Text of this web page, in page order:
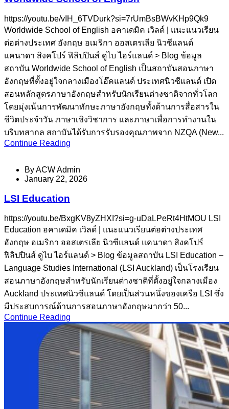
https://youtu.be/vIH_6TVDurk?si=7rUmBsBWvKHp9Qk9
Worldwide School of English อคาเดมิค เวิลด์ | แนะแนวเรียน
ต่อต่างประเทศ อังกฤษ อเมริกา ออสเตรเลีย นิวซีแลนด์
แคนาดา สิงคโปร์ ฟิลิปปินส์ ดูไบ ไอร์แลนด์ > Blog ข้อมูล
สถาบัน Worldwide School of English เป็นสถาบันสอนภาษา
อังกฤษที่ตั้งอยู่ใจกลางเมืองโอ๊คแลนด์ ประเทศนิวซีแลนด์ เปิด
สอนหลักสูตรภาษาอังกฤษสำหรับนักเรียนต่างชาติจากทั่วโลก
โดยมุ่งเน้นการพัฒนาทักษะภาษาอังกฤษทั้งด้านการสื่อสารใน
ชีวิตประจำวัน ภาษาเชิงวิชาการ และภาษาเพื่อการทำงานใน
บริบทสากล สถาบันได้รับการรับรองคุณภาพจาก NZQA (New...
Continue Reading
ByACW Admin
January 22, 2026
LSI Education
https://youtu.be/BxgKV8yZHXI?si=g-uDaLPeRt4HtMOU LSI
Education อคาเดมิค เวิลด์ | แนะแนวเรียนต่อต่างประเทศ
อังกฤษ อเมริกา ออสเตรเลีย นิวซีแลนด์ แคนาดา สิงคโปร์
ฟิลิปปินส์ ดูไบ ไอร์แลนด์ > Blog ข้อมูลสถาบัน LSI Education –
Language Studies International (LSI Auckland) เป็นโรงเรียน
สอนภาษาอังกฤษสำหรับนักเรียนต่างชาติที่ตั้งอยู่ใจกลางเมือง
Auckland ประเทศนิวซีแลนด์ โดยเป็นส่วนหนึ่งของเครือ LSI ซึ่ง
มีประสบการณ์ด้านการสอนภาษาอังกฤษมากว่า 50...
Continue Reading